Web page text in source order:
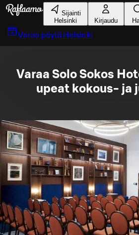
Siirry pääsisältöön
Sijainti
Helsinki
Kirjaudu
Varaa pöytä Helsinki
Varaa Solo Sokos
upeat kokous- ja